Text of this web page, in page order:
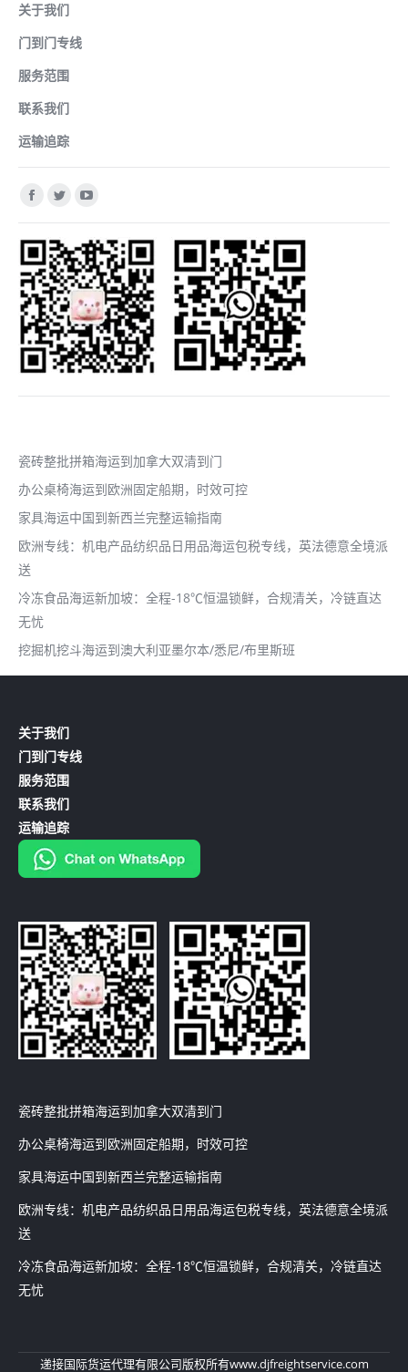
关于我们
门到门专线
服务范围
联系我们
运输追踪
找到我们：
Facebook
page
opens
in
new
window
Twitter
page
opens
in
new
window
YouTube
page
opens
in
new
window
瓷砖整批拼箱海运到加拿大双清到门
办公桌椅海运到欧洲固定船期，时效可控
家具海运中国到新西兰完整运输指南
欧洲专线：机电产品纺织品日用品海运包税专线，英法德意全境派
送
冷冻食品海运新加坡：全程-18℃恒温锁鲜，合规清关，冷链直达
无忧
挖掘机挖斗海运到澳大利亚墨尔本/悉尼/布里斯班
关于我们
门到门专线
服务范围
联系我们
运输追踪
瓷砖整批拼箱海运到加拿大双清到门
办公桌椅海运到欧洲固定船期，时效可控
家具海运中国到新西兰完整运输指南
欧洲专线：机电产品纺织品日用品海运包税专线，英法德意全境派
送
冷冻食品海运新加坡：全程-18℃恒温锁鲜，合规清关，冷链直达
无忧
递接国际货运代理有限公司版权所有www.djfreightservice.com